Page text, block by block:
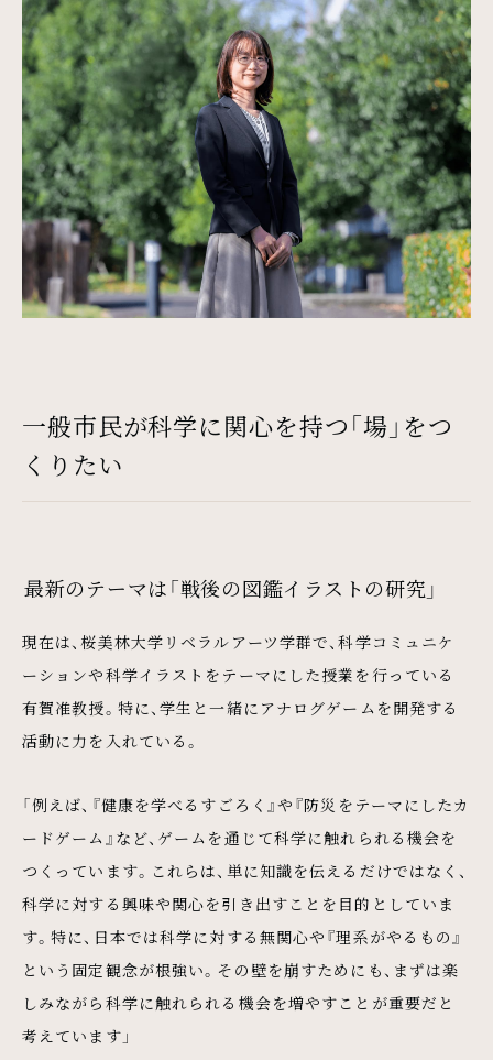
一般市民が科学に関心を持つ「場」をつ
くりたい
最新のテーマは「戦後の図鑑イラストの研究」
現在は、桜美林大学リベラルアーツ学群で、科学コミュニケ
ーションや科学イラストをテーマにした授業を行っている
有賀准教授。特に、学生と一緒にアナログゲームを開発する
活動に力を入れている。
「例えば、『健康を学べるすごろく』や『防災をテーマにしたカ
ードゲーム』など、ゲームを通じて科学に触れられる機会を
つくっています。これらは、単に知識を伝えるだけではなく、
科学に対する興味や関心を引き出すことを目的としていま
す。特に、日本では科学に対する無関心や『理系がやるもの』
という固定観念が根強い。その壁を崩すためにも、まずは楽
しみながら科学に触れられる機会を増やすことが重要だと
考えています」